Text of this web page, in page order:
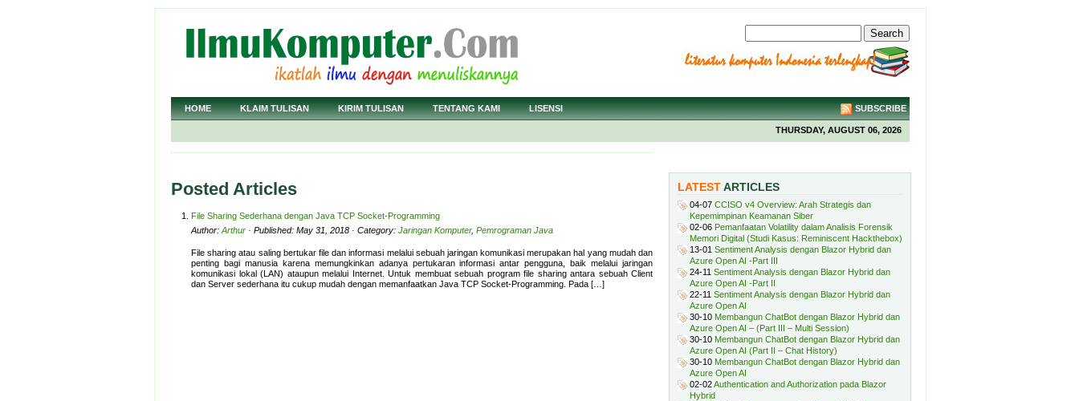
HOME KLAIM TULISAN KIRIM TULISAN TENTANG KAMI LISENSI SUBSCRIBE
THURSDAY, AUGUST 06, 2026
Posted Articles
File Sharing Sederhana dengan Java TCP Socket-Programming
Author: Arthur · Published: May 31, 2018 · Category: Jaringan Komputer, Pemrograman Java
File sharing atau saling bertukar file dan informasi melalui sebuah jaringan komunikasi merupakan hal yang mudah dan
penting bagi manusia karena memungkinkan adanya pertukaran informasi antar pengguna, baik melalui jaringan
komunikasi lokal (LAN) ataupun melalui Internet. Untuk membuat sebuah program file sharing antara sebuah Client
dan Server sederhana itu cukup mudah dengan memanfaatkan Java TCP Socket-Programming. Pada […]
LATESTARTICLES
04-07 CCISO v4 Overview: Arah Strategis dan
Kepemimpinan Keamanan Siber
02-06 Pemanfaatan Volatility dalam Analisis Forensik
Memori Digital (Studi Kasus: Reminiscent Hackthebox)
13-01 Sentiment Analysis dengan Blazor Hybrid dan
Azure Open AI -Part III
24-11 Sentiment Analysis dengan Blazor Hybrid dan
Azure Open AI -Part II
22-11 Sentiment Analysis dengan Blazor Hybrid dan
Azure Open AI
30-10 Membangun ChatBot dengan Blazor Hybrid dan
Azure Open AI – (Part III – Multi Session)
30-10 Membangun ChatBot dengan Blazor Hybrid dan
Azure Open AI (Part II – Chat History)
30-10 Membangun ChatBot dengan Blazor Hybrid dan
Azure Open AI
02-02Authentication and Authorization pada Blazor
Hybrid